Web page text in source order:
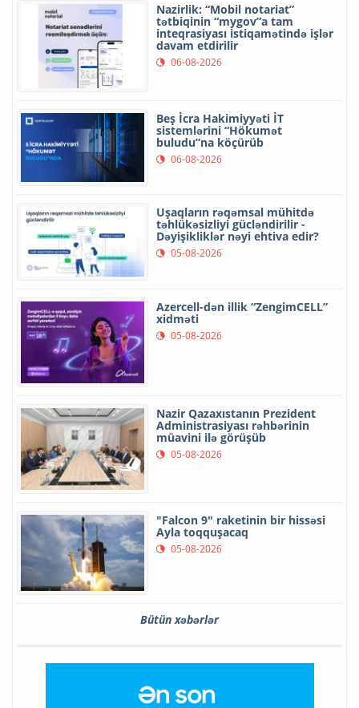
Nazirlik: “Mobil notariat”
tətbiqinin “mygov”a tam
inteqrasiyası istiqamətində işlər
davam etdirilir
06-08-2026
Beş İcra Hakimiyyəti İT
sistemlərini “Hökumət
buludu”na köçürüb
06-08-2026
Uşaqların rəqəmsal mühitdə
təhlükəsizliyi gücləndirilir -
Dəyişikliklər nəyi ehtiva edir?
05-08-2026
Azercell-dən illik “ZengimCELL”
xidməti
05-08-2026
Nazir Qazaxıstanın Prezident
Administrasiyası rəhbərinin
müavini ilə görüşüb
05-08-2026
"Falcon 9" raketinin bir hissəsi
Ayla toqquşacaq
05-08-2026
Bütün xəbərlər